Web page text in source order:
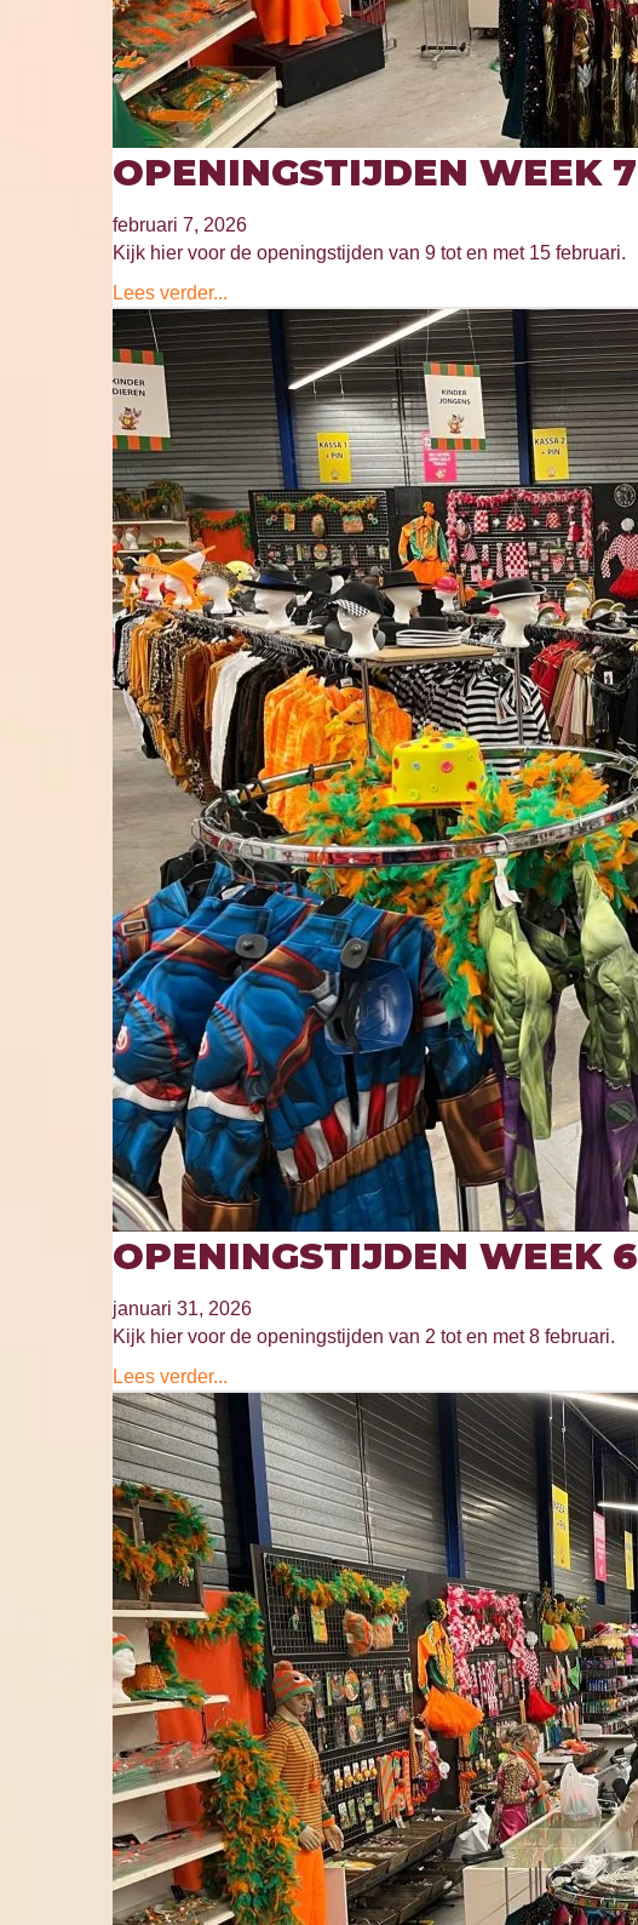
OPENINGSTIJDEN WEEK 7
februari 7, 2026
Kijk hier voor de openingstijden van 9 tot en met 15 februari.
Lees verder...
OPENINGSTIJDEN WEEK 6
januari 31, 2026
Kijk hier voor de openingstijden van 2 tot en met 8 februari.
Lees verder...